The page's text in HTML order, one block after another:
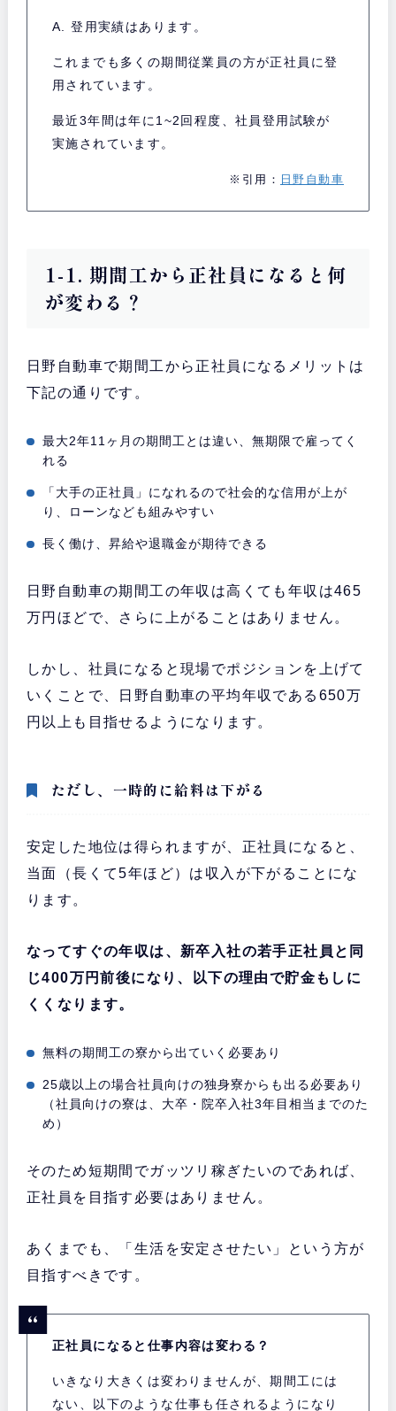
A. 登用実績はあります。
これまでも多くの期間従業員の方が正社員に登
用されています。
最近3年間は年に1~2回程度、社員登用試験が
実施されています。
※引用： 日野自動車
1-1. 期間工から正社員になると何
が変わる？
日野自動車で期間工から正社員になるメリットは
下記の通りです。
最大2年11ヶ月の期間工とは違い、無期限で雇ってく
れる
「大手の正社員」になれるので社会的な信用が上が
り、ローンなども組みやすい
長く働け、昇給や退職金が期待できる
日野自動車の期間工の年収は高くても年収は465
万円ほどで、さらに上がることはありません。
しかし、社員になると現場でポジションを上げて
いくことで、日野自動車の平均年収である650万
円以上も目指せるようになります。
ただし、一時的に給料は下がる
安定した地位は得られますが、正社員になると、
当面（長くて5年ほど）は収入が下がることにな
ります。
なってすぐの年収は、新卒入社の若手正社員と同
じ400万円前後になり、以下の理由で貯金もしに
くくなります。
無料の期間工の寮から出ていく必要あり
25歳以上の場合社員向けの独身寮からも出る必要あり
（社員向けの寮は、大卒・院卒入社3年目相当までのた
め）
そのため短期間でガッツリ稼ぎたいのであれば、
正社員を目指す必要はありません。
あくまでも、「生活を安定させたい」という方が
目指すべきです。
正社員になると仕事内容は変わる？
いきなり大きくは変わりませんが、期間工には
ない、以下のような仕事も任されるようになり